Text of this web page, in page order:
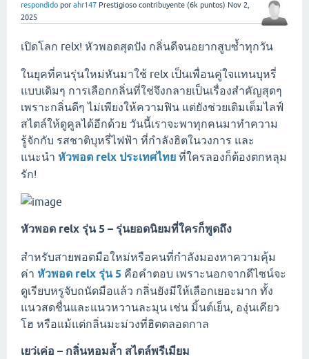
respondido por ahr147 Prestigioso contribuyente (6k puntos) Nov 2,
2025
เปิดโลก relx! หัวพอดสุดปัง กลิ่นดีจนอยากสูบซ้ำทุกวัน
ในยุคที่คนรุ่นใหม่หันมาใช้ relx เป็นเพื่อนคู่ใจแทนบุหรี่
แบบเดิมๆ การเลือกกลิ่นที่ใช่จึงกลายเป็นเรื่องสำคัญสุดๆ
เพราะกลิ่นดีๆ ไม่เพียงให้ความฟิน แต่ยังช่วยเติมเต็มไลฟ์
สไตล์ให้ดูคูลได้อีกด้วย วันนี้เราจะพาทุกคนมาทำความ
รู้จักกับ รสชาติบุหรี่ไฟฟ้า ที่กำลังฮิตในวงการ และ
แนะนำ หัวพอต relx ประเทศไทย ที่ใครลองก็ต้องตกหลุม
รัก!
หัวพอด relx รุ่น 5 – รุ่นยอดนิยมที่ใครก็พูดถึง
สำหรับสายพอตมือใหม่หรือคนที่กำลังมองหาความคุ้ม
ค่า หัวพอด relx รุ่น 5 คือคำตอบ เพราะนอกจากดีไซน์จะ
ดูเรียบหรูจับถนัดมือแล้ว กลิ่นยังมีให้เลือกเยอะมาก ทั้ง
แนวสดชื่นและแนวหวานละมุน เช่น มิ้นต์เย็น, องุ่นเคียว
โฮ หรือแม้แต่กลิ่นมะม่วงที่ฮิตตลอดกาล
เยว่เค่อ – กลิ่นหอมล้ำ สไตล์พรีเมียม